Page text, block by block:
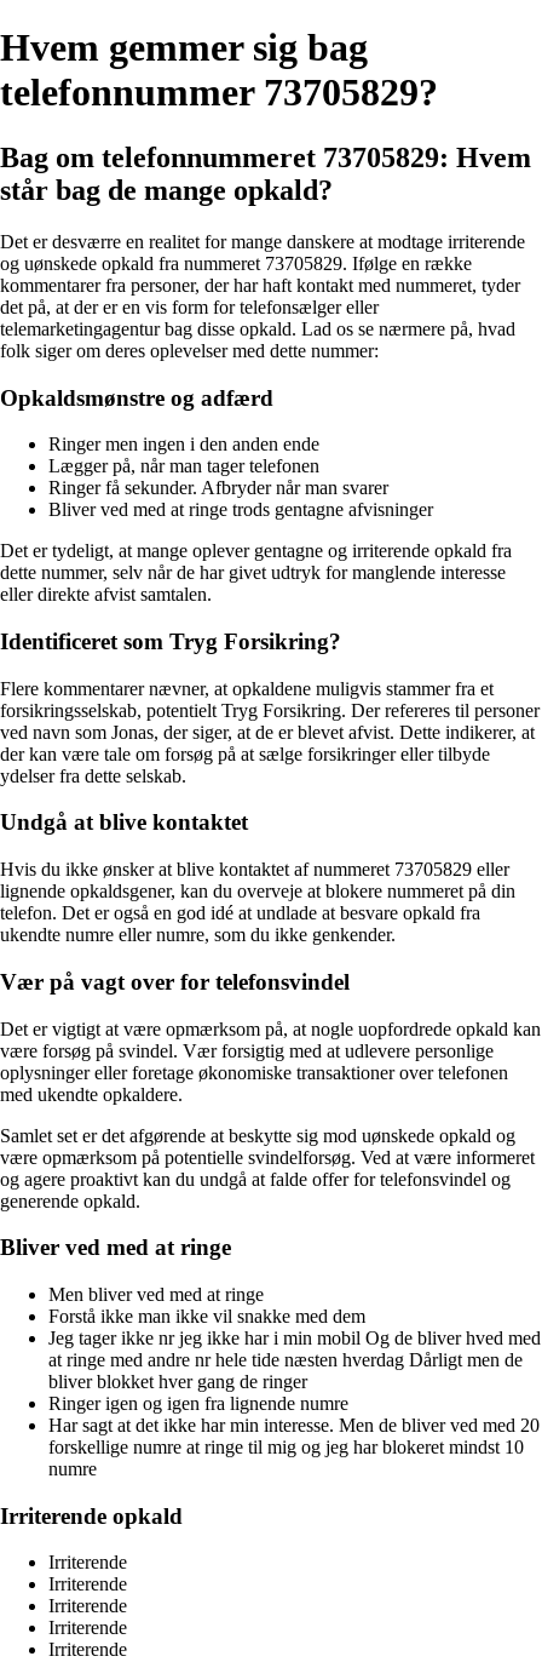
Hvem gemmer sig bag
telefonnummer 73705829?
Bag om telefonnummeret 73705829: Hvem
står bag de mange opkald?
Det er desværre en realitet for mange danskere at modtage irriterende
og uønskede opkald fra nummeret 73705829. Ifølge en række
kommentarer fra personer, der har haft kontakt med nummeret, tyder
det på, at der er en vis form for telefonsælger eller
telemarketingagentur bag disse opkald. Lad os se nærmere på, hvad
folk siger om deres oplevelser med dette nummer:
Opkaldsmønstre og adfærd
Ringer men ingen i den anden ende
Lægger på, når man tager telefonen
Ringer få sekunder. Afbryder når man svarer
Bliver ved med at ringe trods gentagne afvisninger
Det er tydeligt, at mange oplever gentagne og irriterende opkald fra
dette nummer, selv når de har givet udtryk for manglende interesse
eller direkte afvist samtalen.
Identificeret som Tryg Forsikring?
Flere kommentarer nævner, at opkaldene muligvis stammer fra et
forsikringsselskab, potentielt Tryg Forsikring. Der refereres til personer
ved navn som Jonas, der siger, at de er blevet afvist. Dette indikerer, at
der kan være tale om forsøg på at sælge forsikringer eller tilbyde
ydelser fra dette selskab.
Undgå at blive kontaktet
Hvis du ikke ønsker at blive kontaktet af nummeret 73705829 eller
lignende opkaldsgener, kan du overveje at blokere nummeret på din
telefon. Det er også en god idé at undlade at besvare opkald fra
ukendte numre eller numre, som du ikke genkender.
Vær på vagt over for telefonsvindel
Det er vigtigt at være opmærksom på, at nogle uopfordrede opkald kan
være forsøg på svindel. Vær forsigtig med at udlevere personlige
oplysninger eller foretage økonomiske transaktioner over telefonen
med ukendte opkaldere.
Samlet set er det afgørende at beskytte sig mod uønskede opkald og
være opmærksom på potentielle svindelforsøg. Ved at være informeret
og agere proaktivt kan du undgå at falde offer for telefonsvindel og
generende opkald.
Bliver ved med at ringe
Men bliver ved med at ringe
Forstå ikke man ikke vil snakke med dem
Jeg tager ikke nr jeg ikke har i min mobil Og de bliver hved med
at ringe med andre nr hele tide næsten hverdag Dårligt men de
bliver blokket hver gang de ringer
Ringer igen og igen fra lignende numre
Har sagt at det ikke har min interesse. Men de bliver ved med 20
forskellige numre at ringe til mig og jeg har blokeret mindst 10
numre
Irriterende opkald
Irriterende
Irriterende
Irriterende
Irriterende
Irriterende